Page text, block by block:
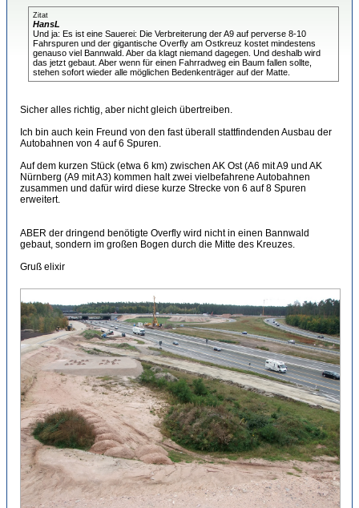
Zitat
HansL
Und ja: Es ist eine Sauerei: Die Verbreiterung der A9 auf perverse 8-10
Fahrspuren und der gigantische Overfly am Ostkreuz kostet mindestens
genauso viel Bannwald. Aber da klagt niemand dagegen. Und deshalb wird
das jetzt gebaut. Aber wenn für einen Fahrradweg ein Baum fallen sollte,
stehen sofort wieder alle möglichen Bedenkenträger auf der Matte.
Sicher alles richtig, aber nicht gleich übertreiben.
Ich bin auch kein Freund von den fast überall stattfindenden Ausbau der
Autobahnen von 4 auf 6 Spuren.
Auf dem kurzen Stück (etwa 6 km) zwischen AK Ost (A6 mit A9 und AK
Nürnberg (A9 mit A3) kommen halt zwei vielbefahrene Autobahnen
zusammen und dafür wird diese kurze Strecke von 6 auf 8 Spuren
erweitert.
ABER der dringend benötigte Overfly wird nicht in einen Bannwald
gebaut, sondern im großen Bogen durch die Mitte des Kreuzes.
Gruß elixir